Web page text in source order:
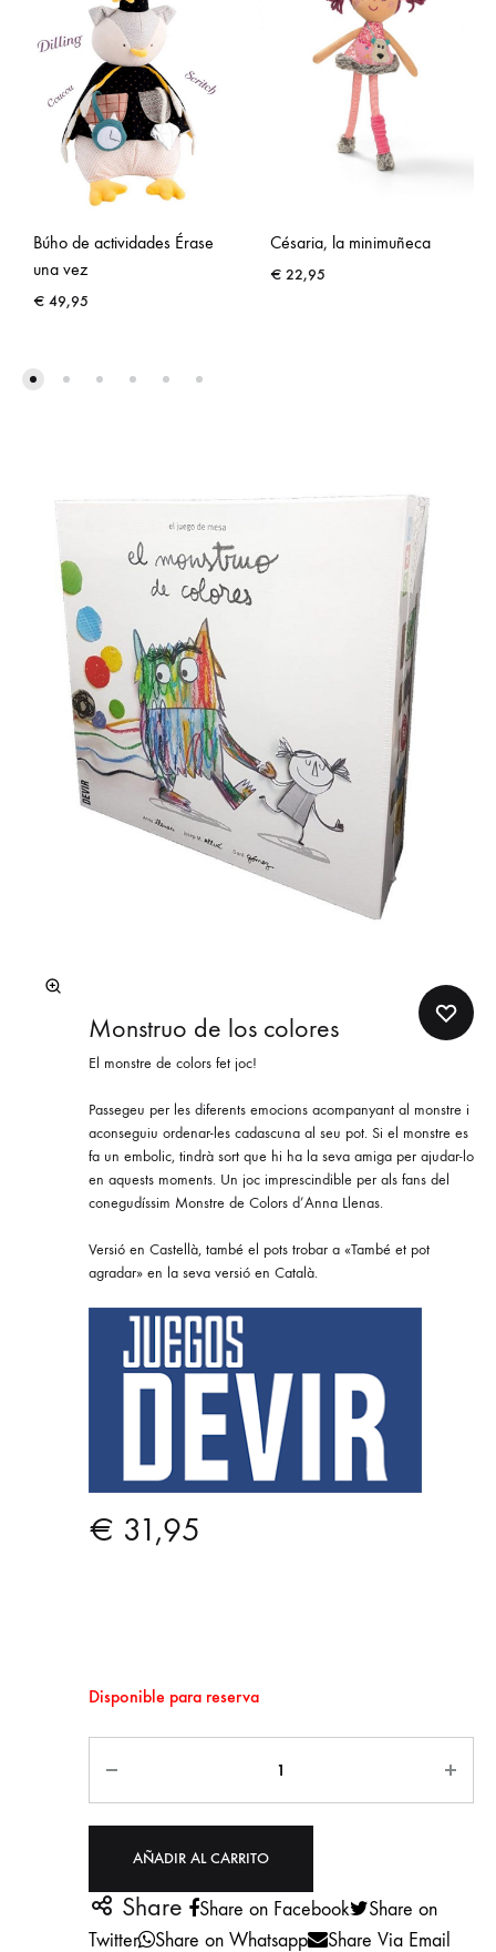
Búho de actividades Érase
una vez
€ 49,95
Césaria, la minimuñeca
€ 22,95
Monstruo de los colores
El monstre de colors fet joc!
Passegeu per les diferents emocions acompanyant al monstre i
aconseguiu ordenar-les cadascuna al seu pot. Si el monstre es
fa un embolic, tindrà sort que hi ha la seva amiga per ajudar-lo
en aquests moments. Un joc imprescindible per als fans del
conegudíssim Monstre de Colors d’Anna Llenas.
Versió en Castellà, també el pots trobar a «També et pot
agradar» en la seva versió en Català.
€ 31,95
Disponible para reserva
AÑADIR AL CARRITO
Share Share on Facebook
Share on
Twitter
Share on Whatsapp Share Via Email